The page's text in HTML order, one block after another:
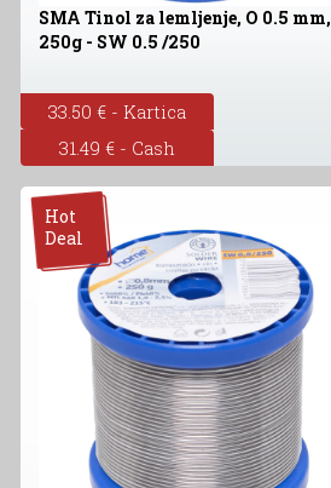
SMA Tinol za lemljenje, O 0.5 mm,
250g - SW 0.5 /250
33.50 € - Kartica
31.49 € - Cash
Hot
Deal